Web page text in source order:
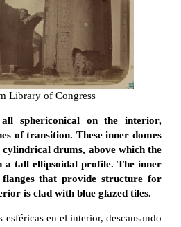
Library of Congress
sphericonical on the interior,
of transition. These inner domes
drums, above which the
a tall ellipsoidal profile. The inner
that provide structure for
is clad with blue glazed tiles.
esféricas en el interior, descansando